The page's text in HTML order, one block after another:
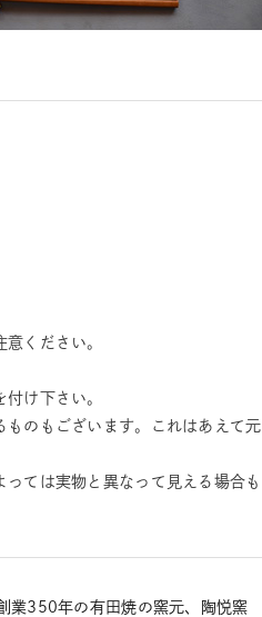
ください。
け下さい。
ものもございます。これはあえて元
ては実物と異なって見える場合も
業350年の有田焼の窯元、陶悦窯